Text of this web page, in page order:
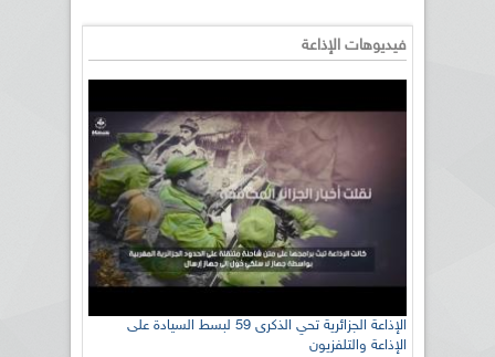
فيديوهات الإذاعة
الإذاعة الجزائرية تحي الذكرى 59 لبسط السيادة على
الإذاعة والتلفزيون